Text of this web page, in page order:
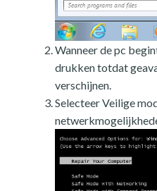
Wanneer de pc
drukken totdat
verschijnen.
Selecteer Veilige